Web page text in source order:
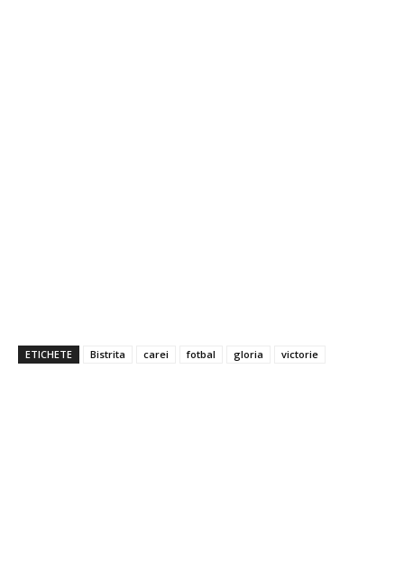
ETICHETE Bistrita carei fotbal gloria victorie